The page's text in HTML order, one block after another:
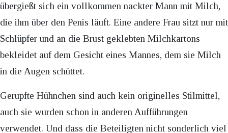
übergießt sich ein vollkommen nackter Mann mit Milch,
die ihm über den Penis läuft. Eine andere Frau sitzt nur mit
Schlüpfer und an die Brust geklebten Milchkartons
bekleidet auf dem Gesicht eines Mannes, dem sie Milch
in die Augen schüttet.
Gerupfte Hühnchen sind auch kein originelles Stilmittel,
auch sie wurden schon in anderen Aufführungen
verwendet. Und dass die Beteiligten nicht sonderlich viel